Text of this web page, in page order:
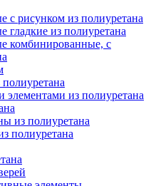
с рисунком из полиуретана
из полиуретана
комбинированные, с
из полиуретана
из полиуретана
полиуретана